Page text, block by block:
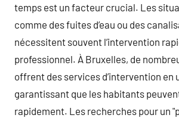
temps est un facteur crucial. Les
comme des fuites d’eau ou des
nécessitent souvent l’intervention
professionnel. À Bruxelles, de
offrent des services d’intervention en
garantissant que les habitants
rapidement. Les recherches pour un